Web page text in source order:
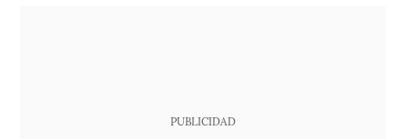
PUBLICIDAD